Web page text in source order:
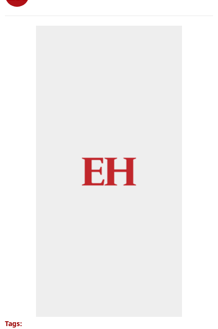
Tags: